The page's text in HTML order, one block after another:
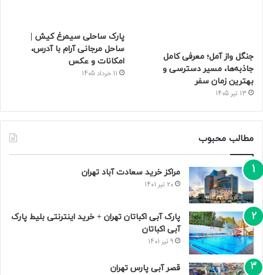
جنگل واز آمل؛ معرفی کامل
جاذبه‌ها، مسیر دسترسی و
بهترین زمان سفر
13 تیر 1405
پارک ساحلی سیمرغ کیش |
ساحل مرجانی آرام با آدرس،
امکانات و عکس
11 خرداد 1405
مطالب محبوب
مراکز خرید سعادت‌ آباد تهران
20 تیر 1401
پارک آبی اکباتان تهران + خرید اینترنتی بلیط پارک
آبی اکباتان
9 تیر 1401
قصر آبی پارس تهران